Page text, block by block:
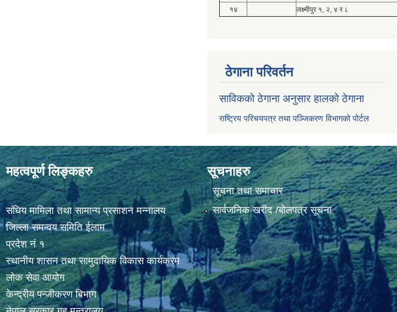
१४
लक्ष्मीपुर १, २, ४ र ८
ठेगाना परिवर्तन
साविकको ठेगाना अनुसार हालको ठेगाना
राष्ट्रिय परिचयपत्र तथा पञ्जिकरण विभागको पोर्टल
महत्वपूर्ण लिङ्कहरु
संघिय मामिला तथा सामान्य प्रसाशन मन्नालय
जिल्ला समन्वय समिति ईलाम
प्रदेश नं १
स्थानीय शासन तथा सामुदायिक विकास कार्यक्रम
लोक सेवा आयोग
केन्द्रीय पन्जीकरण बिभाग
सूचनाहरु
सूचना तथा समाचार
सार्वजनिक खरीद /बोलपत्र सूचना